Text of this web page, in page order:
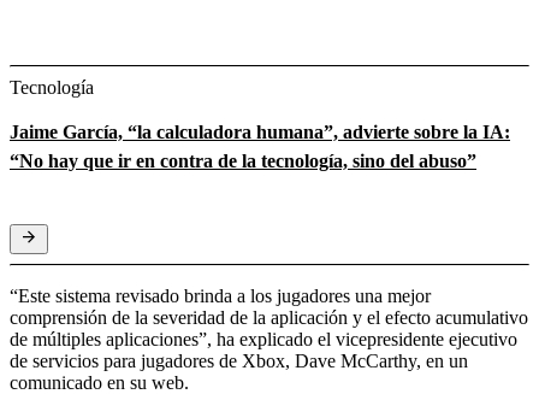
Tecnología
Jaime García, “la calculadora humana”, advierte sobre la IA:
“No hay que ir en contra de la tecnología, sino del abuso”
“Este sistema revisado brinda a los jugadores una mejor
comprensión de la severidad de la aplicación y el efecto acumulativo
de múltiples aplicaciones”, ha explicado el vicepresidente ejecutivo
de servicios para jugadores de Xbox, Dave McCarthy, en un
comunicado en su web.